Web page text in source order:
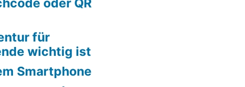
oder QR
für
wichtig ist
Smartphone